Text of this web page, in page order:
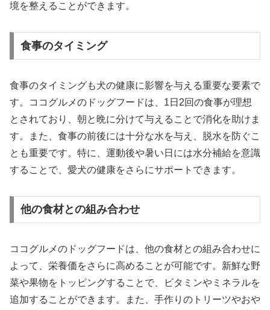
境を整えることができます。
食事のタイミング
食事のタイミングも犬の健康に影響を与える重要な要素で
す。ココグルメのドッグフードは、1日2回の食事が理想
とされており、朝と晩に分けて与えることで消化を助けま
す。また、食事の前後には十分な水を与え、脱水を防ぐこ
とも重要です。特に、運動後や暑い日には水分補給を意識
することで、愛犬の健康をさらにサポートできます。
他の食材との組み合わせ
ココグルメのドッグフードは、他の食材との組み合わせに
よって、栄養価をさらに高めることが可能です。新鮮な野
菜や果物をトッピングすることで、ビタミンやミネラルを
追加することができます。また、手作りのトリーツやおや